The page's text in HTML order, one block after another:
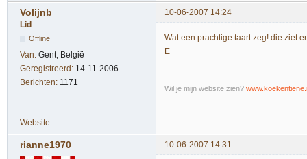
Volijnb
10-06-2007 14:24
Lid
Offline
Van: Gent, België
Geregistreerd: 14-11-2006
Berichten: 1171
Wat een prachtige taart zeg! die ziet
E
Wil je mijn website zien?
Website
rianne1970 10-06-2007 14:31